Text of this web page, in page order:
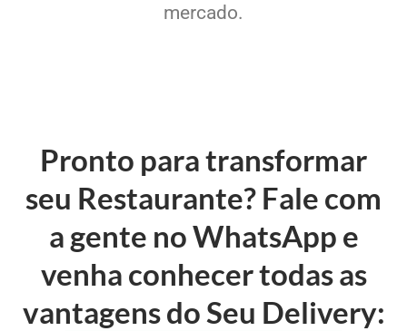
mercado.
Pronto para transformar
seu Restaurante? Fale com
a gente no WhatsApp e
venha conhecer todas as
vantagens do Seu Delivery: